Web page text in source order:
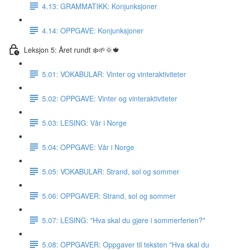
4.13: GRAMMATIKK: Konjunksjoner
4.14: OPPGAVE: Konjunksjoner
Leksjon 5: Året rundt ❄️🌱🌞🍁
5.01: VOKABULAR: Vinter og vinteraktiviteter
5.02: OPPGAVE: Vinter og vinteraktiviteter
5.03: LESING: Vår i Norge
5.04: OPPGAVE: Vår i Norge
5.05: VOKABULAR: Strand, sol og sommer
5.06: OPPGAVER: Strand, sol og sommer
5.07: LESING: "Hva skal du gjøre i sommerferien?"
5.08: OPPGAVER: Oppgaver til teksten "Hva skal du